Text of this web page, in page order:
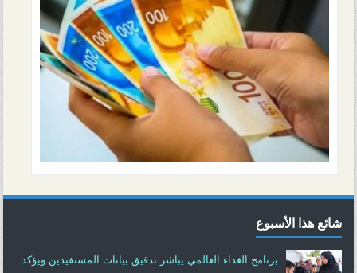
شائع هذا الأسبوع
برنامج الغذاء العالمي يباشر تدقيق بيانات المستفيدين ويؤكد